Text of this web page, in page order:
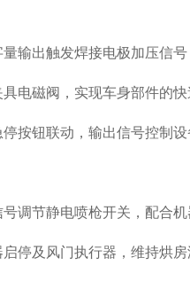
输出触发焊接电极加压信
电磁阀，实现车身部件的
按钮联动，输出信号控制
调节静电喷枪开关，配合
停及风门执行器，维持烘